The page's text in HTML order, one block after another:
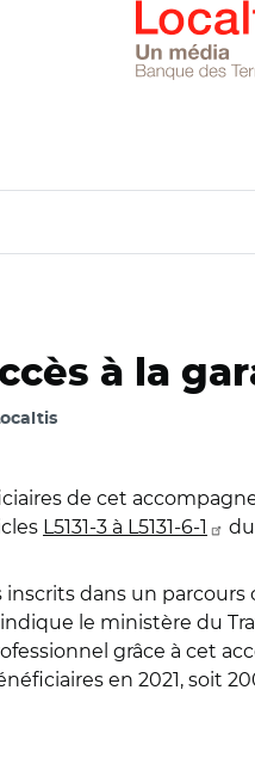
à la
de cet
L5131-3 à L5131-6-1
inscrits dans un
le ministère du
grâce à cet
en 2021, soit